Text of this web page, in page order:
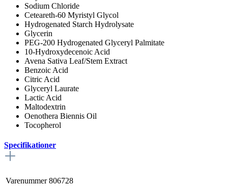
Sodium Chloride
Ceteareth-60 Myristyl Glycol
Hydrogenated Starch Hydrolysate
Glycerin
PEG-200 Hydrogenated Glyceryl Palmitate
10-Hydroxydecenoic Acid
Avena Sativa Leaf/Stem Extract
Benzoic Acid
Citric Acid
Glyceryl Laurate
Lactic Acid
Maltodextrin
Oenothera Biennis Oil
Tocopherol
Specifikationer
Varenummer 806728